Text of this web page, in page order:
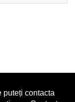
puteți contacta